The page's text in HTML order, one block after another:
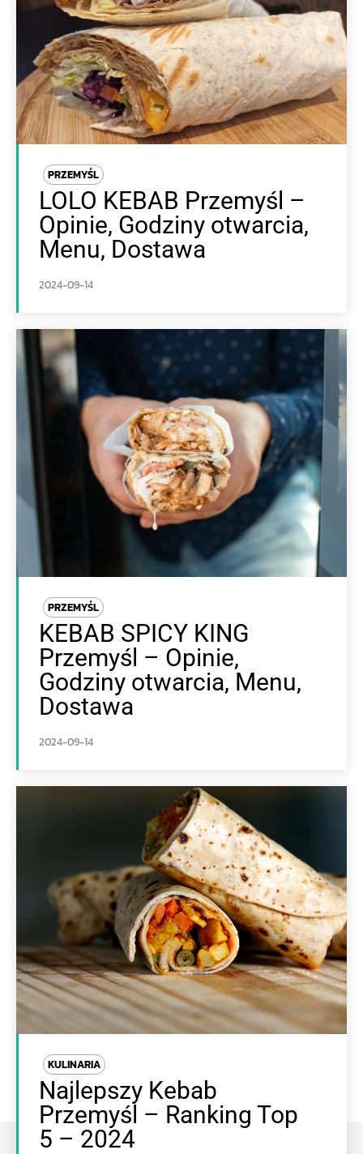
PRZEMYŚL
LOLO KEBAB Przemyśl –
Opinie, Godziny otwarcia,
Menu, Dostawa
2024-09-14
PRZEMYŚL
KEBAB SPICY KING
Przemyśl – Opinie,
Godziny otwarcia, Menu,
Dostawa
2024-09-14
KULINARIA
Najlepszy Kebab
Przemyśl – Ranking Top
5 – 2024